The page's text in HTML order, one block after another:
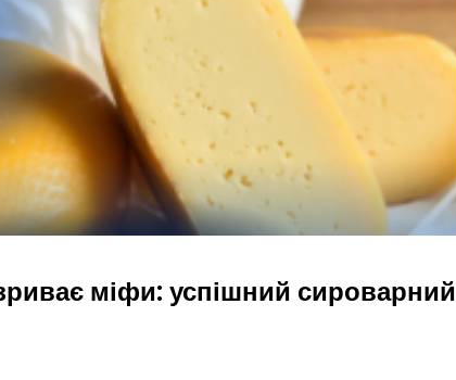
міфи: успішний сироварний